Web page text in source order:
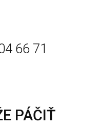
66 71
PÁČIŤ